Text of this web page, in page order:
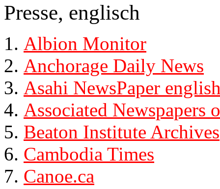
Presse, englisch
Albion Monitor
Anchorage Daily News
Asahi NewsPaper
Associated Newspapers
Beaton Institute Archives
Cambodia Times
Canoe.ca